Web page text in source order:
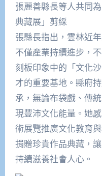
張麗善縣長等人共同
典藏展」剪綵
張縣長指出，雲林近
不僅產業持續進步，
刻板印象中的「文化
才的重要基地。縣府
承，無論布袋戲、傳
現豐沛文化能量。她
術展覽推廣文化教育
捐贈珍貴作品典藏，
持續滋養社會人心。